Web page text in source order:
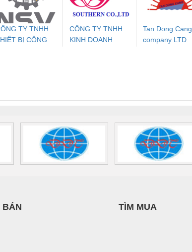
- 2981059
Điện AC
Mô-đun Ắc Quy UPS
2708863
Rơ Le An Toàn
TY TNHH
BỊ CÔNG
CÔNG TY TNHH
KINH DOANH
Tan Dong Cang
company LTD
BÁN TÌM MUA